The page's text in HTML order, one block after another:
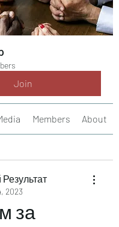
Join
Members About
2023
за